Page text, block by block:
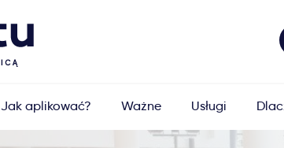
Jak aplikować? Ważne Usługi